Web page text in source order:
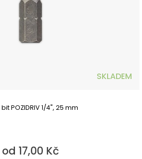
SKLADEM
bit POZIDRIV 1/4", 25 mm
od 17,00 Kč